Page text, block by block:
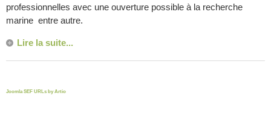
professionnelles avec une ouverture possible à la recherche
marine entre autre.
Lire la suite...
Joomla SEF URLs by Artio